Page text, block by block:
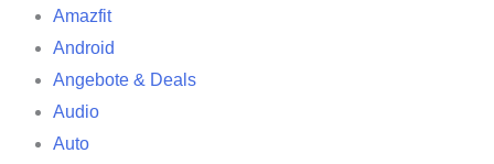
Amazfit
Android
Angebote & Deals
Audio
Auto